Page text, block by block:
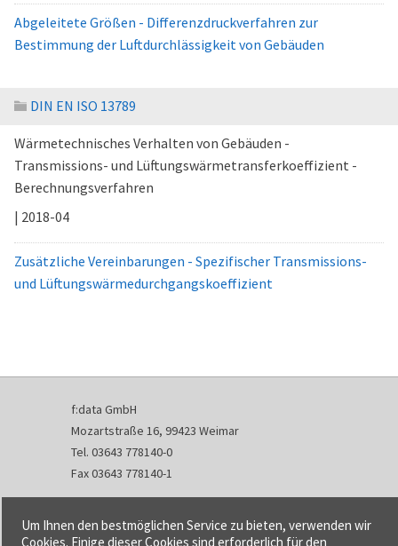
Abgeleitete Größen - Differenzdruckverfahren zur
Bestimmung der Luftdurchlässigkeit von Gebäuden
DIN EN ISO 13789
Wärmetechnisches Verhalten von Gebäuden -
Transmissions- und Lüftungswärmetransferkoeffizient -
Berechnungsverfahren
| 2018-04
Zusätzliche Vereinbarungen - Spezifischer Transmissions-
und Lüftungswärmedurchgangskoeffizient
f:data GmbH
Mozartstraße 16, 99423 Weimar
Tel. 03643 778140-0
Fax 03643 778140-1
info@fdata.de
Kontakt
Um Ihnen den bestmöglichen Service zu bieten, verwenden wir
Cookies. Einige dieser Cookies sind erforderlich für den